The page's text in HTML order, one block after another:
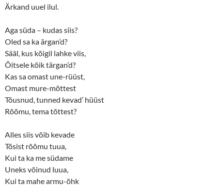
Ärkand uuel ilul.
Aga süda – kudas siis?
Oled sa ka ärgan’d?
Sääl, kus kõigil lahke viis,
Õitsele kõik tärgan’d?
Kas sa omast une-rüüst,
Omast mure-mõttest
Tõusnud, tunned kevad’ hüüst
Rõõmu, tema tõttest?
Alles siis võib kevade
Tõsist rõõmu tuua,
Kui ta ka me südame
Uneks võinud luua,
Kui ta mahe armu-õhk